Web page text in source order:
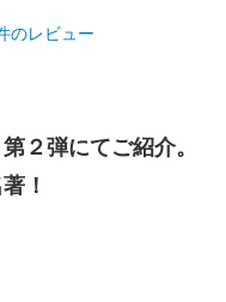
のレビュー
２弾にてご紹介。
！